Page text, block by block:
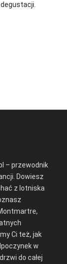
– przewodnik
Dowiesz
z lotniska
Ci też, jak
w
do całej